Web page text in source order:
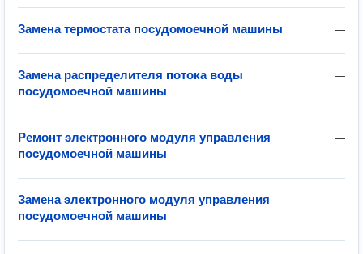
—
Замена термостата посудомоечной машины
—
Замена распределителя потока воды
посудомоечной машины
—
Ремонт электронного модуля управления
посудомоечной машины
—
Замена электронного модуля управления
посудомоечной машины